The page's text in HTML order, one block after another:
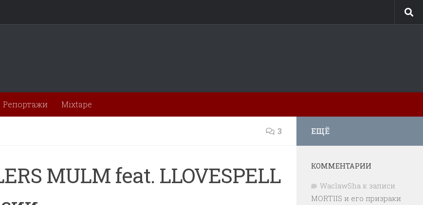
Репортажи Mixtape
3
MULM feat. LLOVESPELL
ЕЩЁ
КОММЕНТАРИИ
WaclawSha к записи
MORTIIS и его призраки